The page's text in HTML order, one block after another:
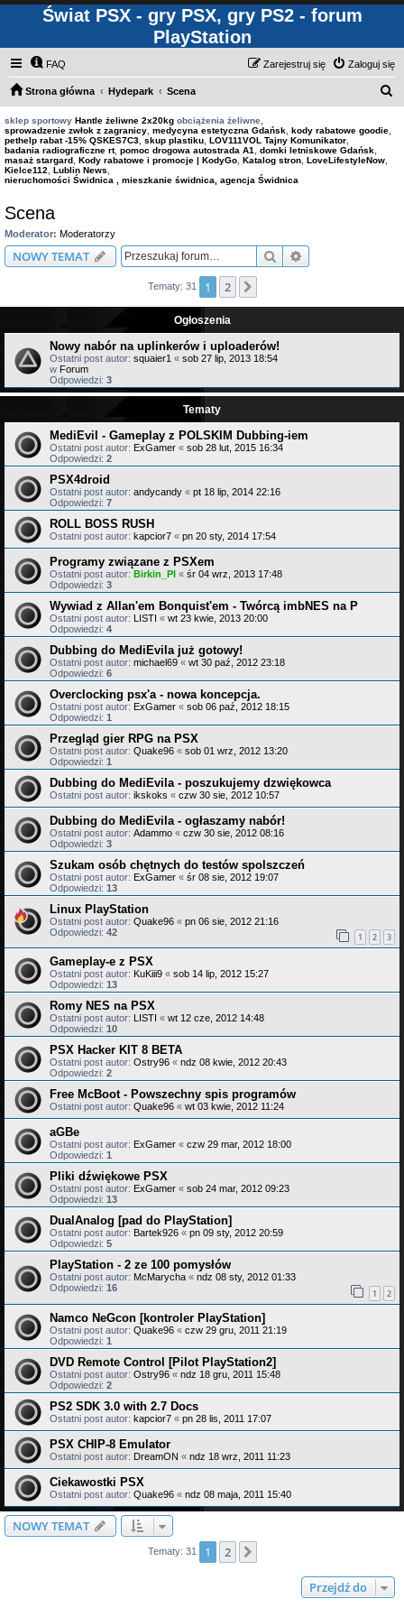
Świat PSX - gry PSX, gry PS2 - forum
PlayStation
FAQ Zaloguj się
Zarejestruj się
Strona główna Hydepark Scena
sklep sportowy Hantle żeliwne 2x20kg obciążenia żeliwne,
sprowadzenie zwłok z zagranicy medycyna estetyczna Gdańsk kody rabatowe goodie
pethelp rabat -15% QSKES7C3 skup plastiku LOV111VOL Tajny Komunikator
badania radiograficzne rt, pomoc drogowa autostrada A1 domki letniskowe Gdańsk
masaż stargard Kody rabatowe i promocje | KodyGo Katalog stron LoveLifestyleNow
Kielce112
Lublin News
nieruchomości Świdnica , mieszkanie świdnica, agencja Świdnica
Scena
Moderator: Moderatorzy
NOWY TEMAT Szukaj
Tematy: 31 1 2
Ogłoszenia
Nowy nabór na uplinkerów i uploaderów!
Ostatni post autor: squaier1 « sob 27 lip, 2013 18:54
w Forum
Odpowiedzi: 3
Tematy
MediEvil - Gameplay z POLSKIM Dubbing-iem
Ostatni post autor: ExGamer « sob 28 lut, 2015 16:34
Odpowiedzi: 2
PSX4droid
Ostatni post autor: andycandy « pt 18 lip, 2014 22:16
Odpowiedzi: 7
ROLL BOSS RUSH
Ostatni post autor: kapcior7 « pn 20 sty, 2014 17:54
Programy związane z PSXem
Ostatni post autor: Birkin_Pl « śr 04 wrz, 2013 17:48
Odpowiedzi: 3
Wywiad z Allan'em Bonquist'em - Twórcą imbNES na P
Ostatni post autor: LISTI « wt 23 kwie, 2013 20:00
Odpowiedzi: 4
Dubbing do MediEvila już gotowy!
Ostatni post autor: michael69 « wt 30 paź, 2012 23:18
Odpowiedzi: 6
Overclocking psx'a - nowa koncepcja.
Ostatni post autor: ExGamer « sob 06 paź, 2012 18:15
Odpowiedzi: 1
Przegląd gier RPG na PSX
Ostatni post autor: Quake96 « sob 01 wrz, 2012 13:20
Odpowiedzi: 1
Dubbing do MediEvila - poszukujemy dzwiękowca
Ostatni post autor: ikskoks « czw 30 sie, 2012 10:57
Dubbing do MediEvila - ogłaszamy nabór!
Ostatni post autor: Adammo « czw 30 sie, 2012 08:16
Odpowiedzi: 3
Szukam osób chętnych do testów spolszczeń
Ostatni post autor: ExGamer « śr 08 sie, 2012 19:07
Odpowiedzi: 13
Linux PlayStation
Ostatni post autor: Quake96 « pn 06 sie, 2012 21:16
Odpowiedzi: 42 1 2 3
Gameplay-e z PSX
Ostatni post autor: KuKiii9 « sob 14 lip, 2012 15:27
Odpowiedzi: 13
Romy NES na PSX
Ostatni post autor: LISTI « wt 12 cze, 2012 14:48
Odpowiedzi: 10
PSX Hacker KIT 8 BETA
Ostatni post autor: Ostry96 « ndz 08 kwie, 2012 20:43
Odpowiedzi: 2
Free McBoot - Powszechny spis programów
Ostatni post autor: Quake96 « wt 03 kwie, 2012 11:24
aGBe
Ostatni post autor: ExGamer « czw 29 mar, 2012 18:00
Odpowiedzi: 1
Pliki dźwiękowe PSX
Ostatni post autor: ExGamer « sob 24 mar, 2012 09:23
Odpowiedzi: 13
DualAnalog [pad do PlayStation]
Ostatni post autor: Bartek926 « pn 09 sty, 2012 20:59
Odpowiedzi: 5
PlayStation - 2 ze 100 pomysłów
Ostatni post autor: McMarycha « ndz 08 sty, 2012 01:33
Odpowiedzi: 16 1 2
Namco NeGcon [kontroler PlayStation]
Ostatni post autor: Quake96 « czw 29 gru, 2011 21:19
Odpowiedzi: 1
DVD Remote Control [Pilot PlayStation2]
Ostatni post autor: Ostry96 « ndz 18 gru, 2011 15:48
Odpowiedzi: 2
PS2 SDK 3.0 with 2.7 Docs
Ostatni post autor: kapcior7 « pn 28 lis, 2011 17:07
PSX CHIP-8 Emulator
Ostatni post autor: DreamON « ndz 18 wrz, 2011 11:23
Ciekawostki PSX
Ostatni post autor: Quake96 « ndz 08 maja, 2011 15:40
NOWY TEMAT
Tematy: 31 1 2
Przejdź do